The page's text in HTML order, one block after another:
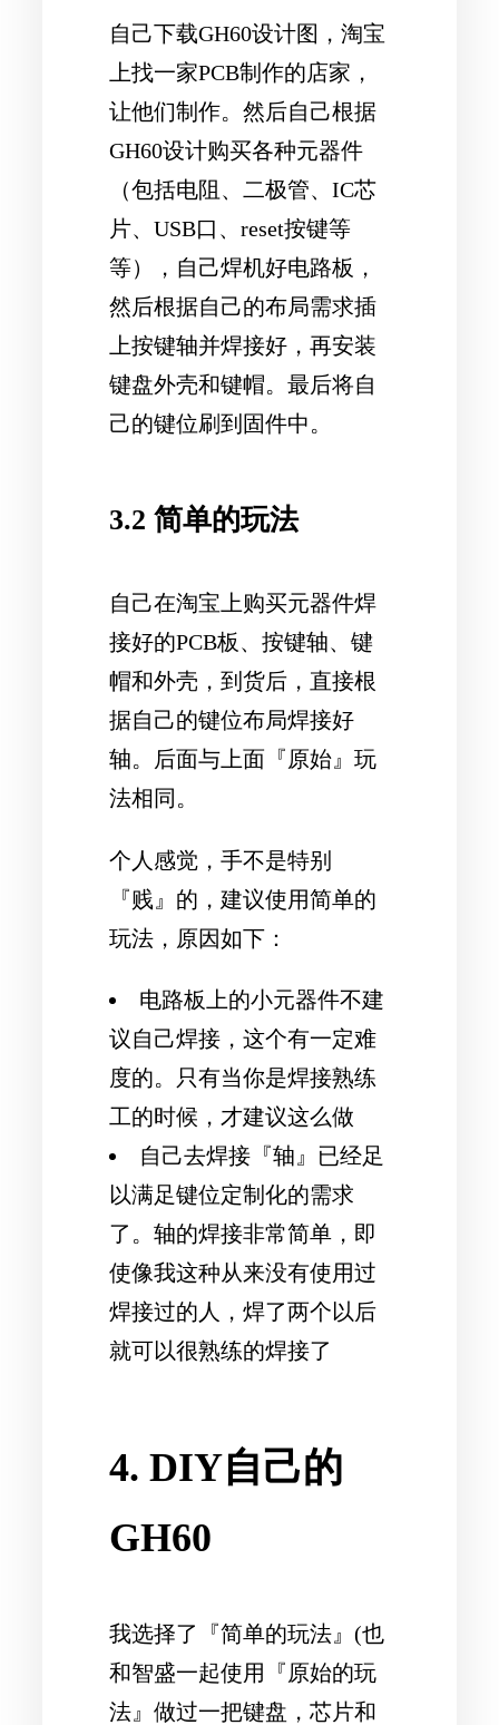
自己下载GH60设计图，淘宝
上找一家PCB制作的店家，
让他们制作。然后自己根据
GH60设计购买各种元器件
（包括电阻、二极管、IC芯
片、USB口、reset按键等
等），自己焊机好电路板，
然后根据自己的布局需求插
上按键轴并焊接好，再安装
键盘外壳和键帽。最后将自
己的键位刷到固件中。
3.2 简单的玩法
自己在淘宝上购买元器件焊
接好的PCB板、按键轴、键
帽和外壳，到货后，直接根
据自己的键位布局焊接好
轴。后面与上面『原始』玩
法相同。
个人感觉，手不是特别
『贱』的，建议使用简单的
玩法，原因如下：
电路板上的小元器件不建
议自己焊接，这个有一定难
度的。只有当你是焊接熟练
工的时候，才建议这么做
自己去焊接『轴』已经足
以满足键位定制化的需求
了。轴的焊接非常简单，即
使像我这种从来没有使用过
焊接过的人，焊了两个以后
就可以很熟练的焊接了
4. DIY自己的
GH60
我选择了『简单的玩法』(也
和智盛一起使用『原始的玩
法』做过一把键盘，芯片和